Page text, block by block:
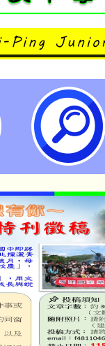
心「
立瑞坪
入校路